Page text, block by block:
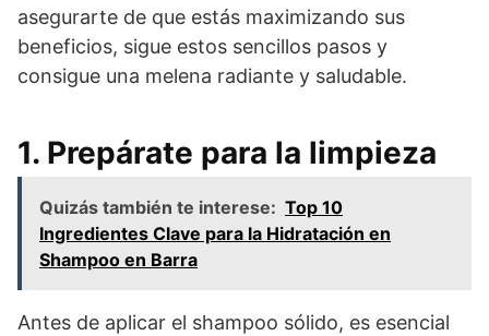
asegurarte de que estás maximizando sus
beneficios, sigue estos sencillos pasos y
consigue una melena radiante y saludable.
1. Prepárate para la limpieza
Quizás también te interese: Top 10
Ingredientes Clave para la Hidratación en
Shampoo en Barra
Antes de aplicar el shampoo sólido, es esencial